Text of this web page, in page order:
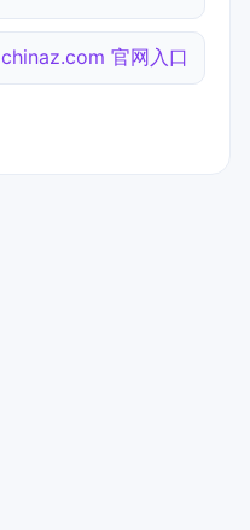
chinaz.com 官网入口